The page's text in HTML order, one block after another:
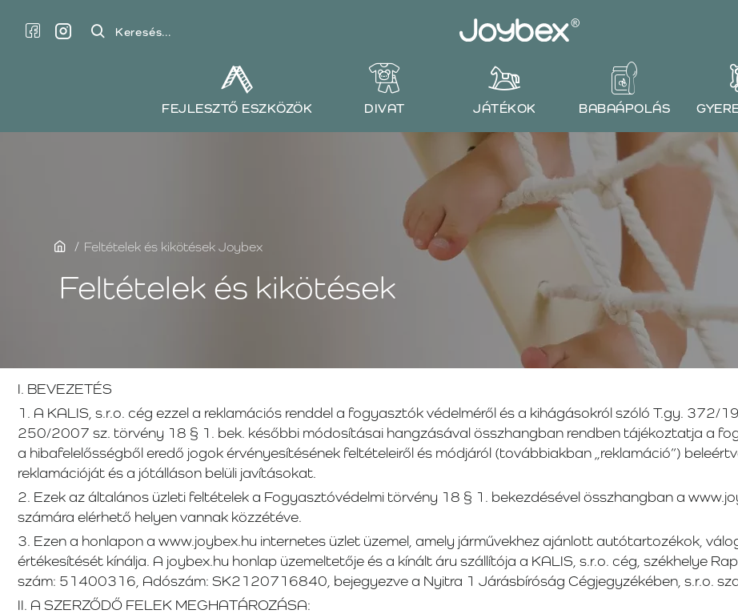
Keresés...
FEJLESZTŐ ESZKÖZÖK DIVAT JÁTÉKOK BABAÁPOLÁS
Feltételek és kikötések
homeFeltételek és kikötések Joybex
I. BEVEZETÉS
1. A KALIS, s.r.o. cég ezzel a reklamációs renddel a fogyasztók védelméről és a kihágásokról szóló T.gy. 372/
250/2007 sz. törvény 18 § 1. bek. későbbi módosításai hangzásával összhangban rendben tájékoztatja a
a hibafelelősségből eredő jogok érvényesítésének feltételeiről és módjáról (továbbiakban „reklamáció”)
reklamációját és a jótálláson belüli javításokat.
2. Ezek az általános üzleti feltételek a Fogyasztóvédelmi törvény 18 § 1. bekezdésével összhangban a
számára elérhető helyen vannak közzétéve.
3. Ezen a honlapon a www.joybex.hu internetes üzlet üzemel, amely járművekhez ajánlott autótartozékok,
értékesítését kínálja. A joybex.hu honlap üzemeltetője és a kínált áru szállítója a KALIS, s.r.o. cég, székhelye
szám: 51400316, Adószám: SK2120716840, bejegyezve a Nyitra 1 Járásbíróság Cégjegyzékében, s.r.o.
II. A SZERZŐDŐ FELEK MEGHATÁROZÁSA: